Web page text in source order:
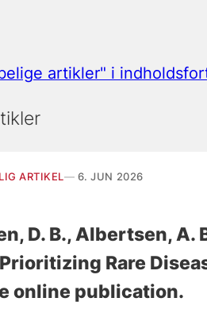
artikler" i
ARTIKEL 6. JUN 2026
D. B., Albertsen, A.
Rare
online publication.